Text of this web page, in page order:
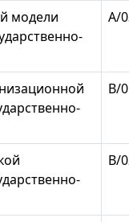
модели
А/
В/
В/